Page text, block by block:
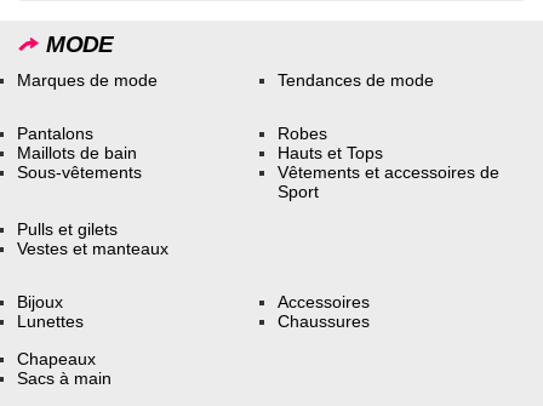
MODE
Marques de mode Tendances de mode
Pantalons
Maillots de bain
Sous-vêtements
Robes
Hauts et Tops
Vêtements et accessoires de
Sport
Pulls et gilets
Vestes et manteaux
Bijoux
Lunettes
Accessoires
Chaussures
Chapeaux
Sacs à main